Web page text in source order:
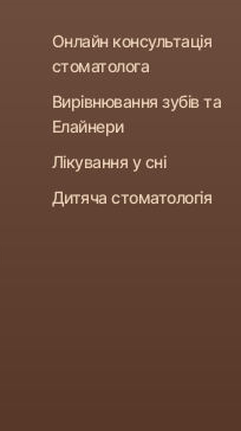
Онлайн консультація
стоматолога
Вирівнювання зубів та
Елайнери
Лікування у сні
Дитяча стоматологія